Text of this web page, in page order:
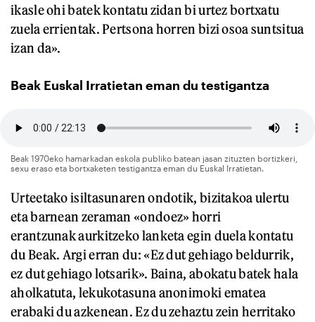
ikasle ohi batek kontatu zidan bi urtez bortxatu
zuela errientak. Pertsona horren bizi osoa suntsitua
izan da».
Beak Euskal Irratietan eman du testigantza
Beak 1970eko hamarkadan eskola publiko batean jasan zituzten bortizkeri,
sexu eraso eta bortxaketen testigantza eman du Euskal Irratietan.
Urteetako isiltasunaren ondotik, bizitakoa ulertu
eta barnean zeraman «ondoez» horri
erantzunak aurkitzeko lanketa egin duela kontatu
du Beak. Argi erran du: «Ez dut gehiago beldurrik,
ez dut gehiago lotsarik». Baina, abokatu batek hala
aholkatuta, lekukotasuna anonimoki ematea
erabaki du azkenean. Ez du zehaztu zein herritako